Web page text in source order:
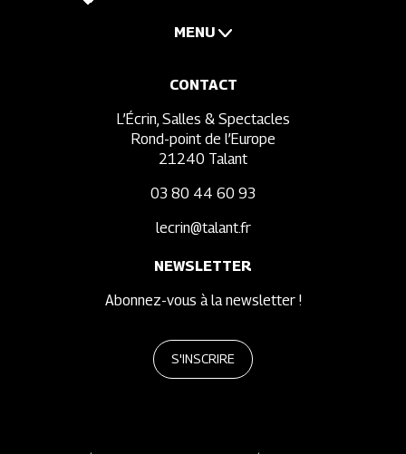
MENU
CONTACT
L’Écrin, Salles & Spectacles
Rond-point de l’Europe
21240 Talant
03 80 44 60 93
lecrin@talant.fr
NEWSLETTER
Abonnez-vous à la newsletter !
S'INSCRIRE